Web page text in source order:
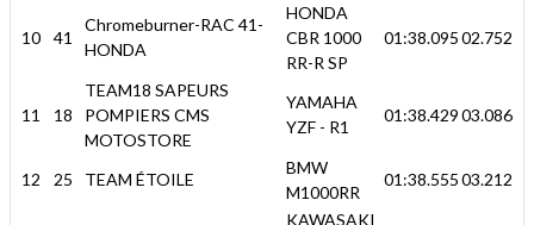
10 41
Chromeburner-RAC 41-
HONDA
HONDA
CBR 1000
RR-R SP
01:38.09502.752
11 18
TEAM18 SAPEURS
POMPIERS CMS
MOTOSTORE
YAMAHA
YZF - R1
01:38.42903.086
12 25 TEAM ÉTOILE
BMW
M1000RR
01:38.55503.212
KAWASAKI